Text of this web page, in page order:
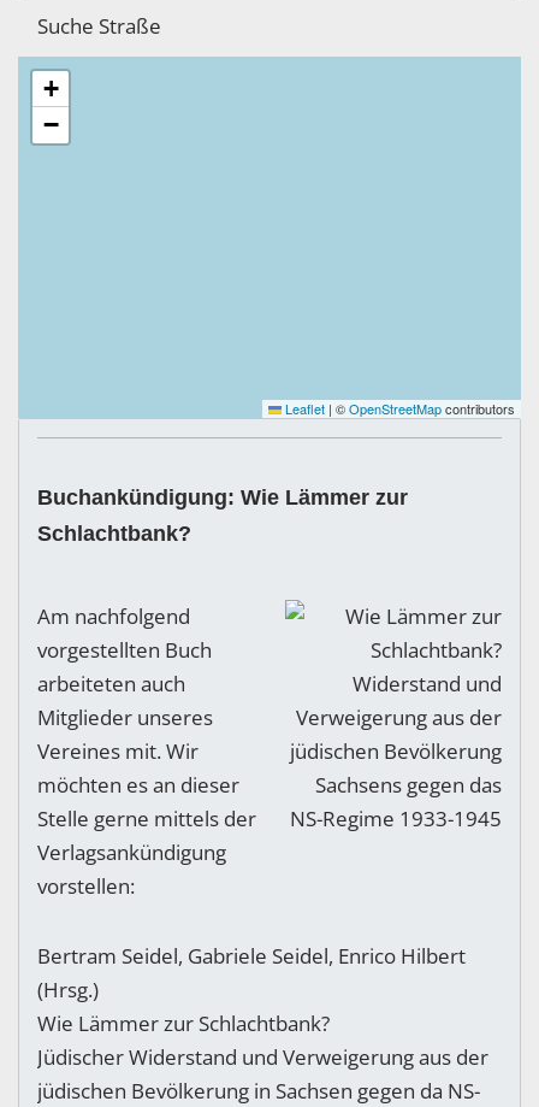
+
−
Leaflet | ©OpenStreetMapcontributors
Buchankündigung: Wie Lämmer zur
Schlachtbank?
Am nachfolgend
vorgestellten Buch
arbeiteten auch
Mitglieder unseres
Vereines mit. Wir
möchten es an dieser
Stelle gerne mittels der
Verlagsankündigung
vorstellen:
Bertram Seidel, Gabriele Seidel, Enrico Hilbert
(Hrsg.)
Wie Lämmer zur Schlachtbank?
Jüdischer Widerstand und Verweigerung aus der
jüdischen Bevölkerung in Sachsen gegen da NS-